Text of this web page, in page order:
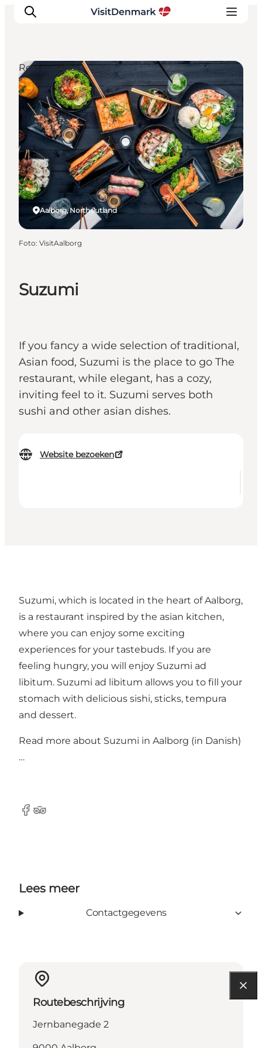
Inspiratie
Bestemmingen
Wat te doen
Accommodaties
Plan je reis
Suzumi
If you fancy a wide selection of traditional,
Asian food, Suzumi is the place to go The
restaurant, while elegant, has a cozy,
inviting feel to it. Suzumi serves both
sushi and other asian dishes.
Website bezoeken
Aalborg, North Jutland
Restaurants
Foto: VisitAalborg
Suzumi, which is located in the heart of Aalborg,
is a restaurant inspired by the asian kitchen,
where you can enjoy some exciting
experiences for your tastebuds. If you are
feeling hungry, you will enjoy Suzumi ad
libitum. Suzumi ad libitum allows you to fill your
stomach with delicious sishi, sticks, tempura
and dessert.
Read more about Suzumi in Aalborg (in Danish)
…
Facebook
Tripadvisor
Lees meer
Contactgegevens
Routebeschrijving
Jernbanegade 2